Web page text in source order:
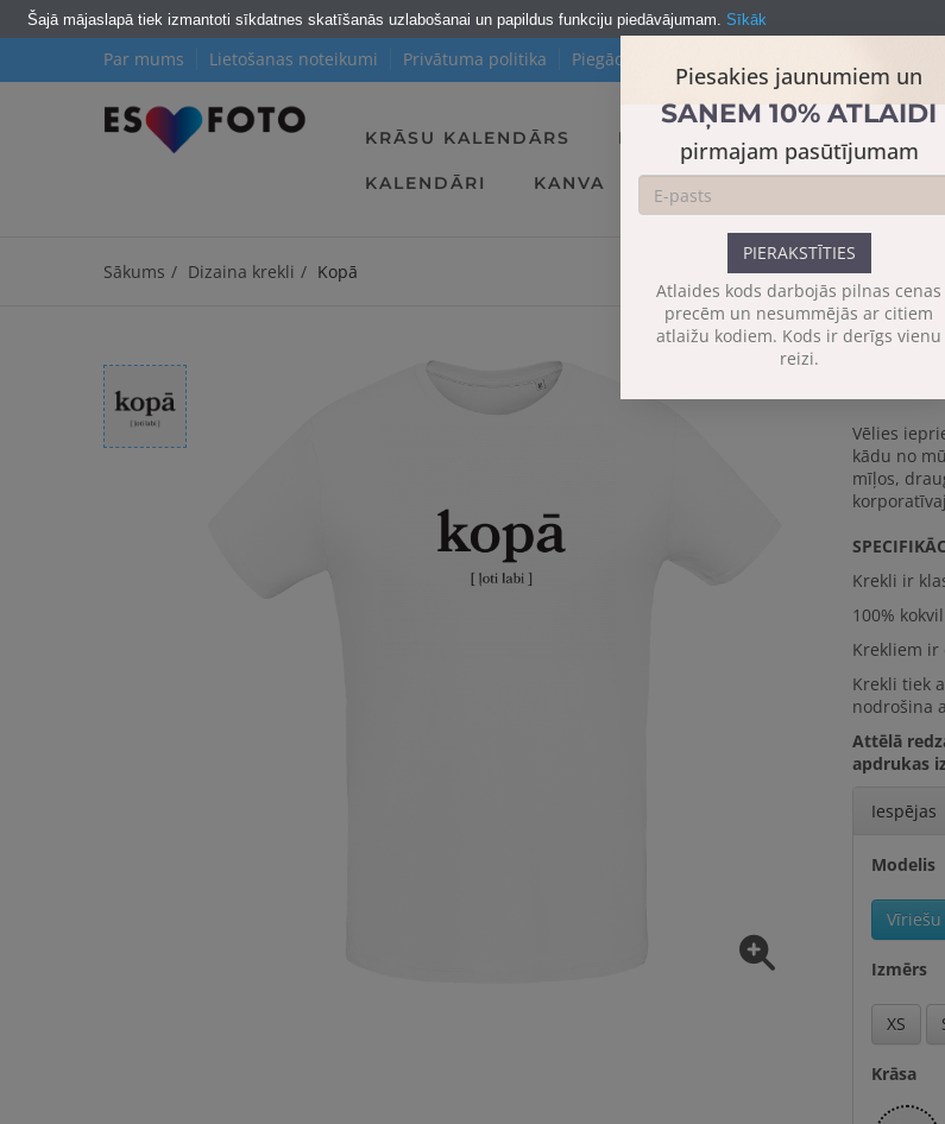
Piesakies jaunumiem un
SAŅEM 10% ATLAIDI
pirmajam pasūtījumam
PIERAKSTĪTIES
Atlaides kods darbojās pilnas cenas
precēm un nesummējās ar citiem
atlaižu kodiem. Kods ir derīgs vienu
reizi.
Par mums Lietošanas noteikumi Privātuma politika Piegādes noteikumi
KRĀSU KALENDĀRS KRŪZES
KALENDĀRI KANVA FOTO
Sākums Dizaina krekli Kopā
Vēlies
kādu no
mīļos,
Krekli ir
100%
Krekliem ir
Krekli tiek
nodrošina
Attēlā
apdrukas
Iespējas
Modelis
Vīriešu
Izmērs
XS
Krāsa
Šajā mājaslapā tiek izmantoti sīkdatnes skatīšanās uzlabošanai un papildus funkciju piedāvājumam. Sīkāk